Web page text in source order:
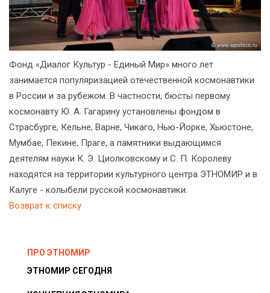
Фонд «Диалог Культур - Единый Мир» много лет
занимается популяризацией отечественной космонавтики
в России и за рубежом. В частности, бюсты первому
космонавту Ю. А. Гагарину установлены фондом в
Страсбурге, Кельне, Варне, Чикаго, Нью-Йорке, Хьюстоне,
Мумбае, Пекине, Праге, а памятники выдающимся
деятелям науки К. Э. Циолковскому и С. П. Королеву
находятся на территории культурного центра ЭТНОМИР и в
Калуге - колыбели русской космонавтики.
Возврат к списку
ПРО ЭТНОМИР
ЭТНОМИР СЕГОДНЯ